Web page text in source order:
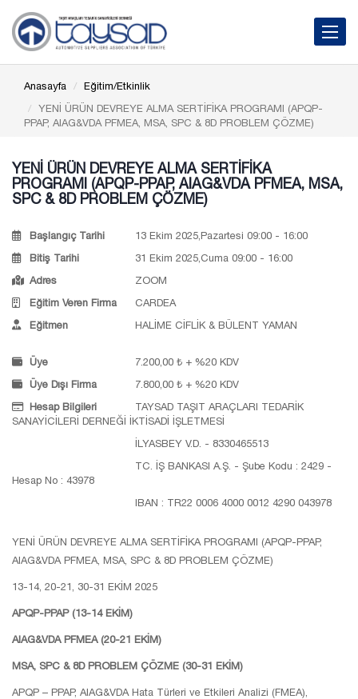
Toggle
Anasayfa
Eğitim/Etkinlik
YENİ ÜRÜN DEVREYE ALMA SERTİFİKA PROGRAMI (APQP-
PPAP, AIAG&VDA PFMEA, MSA, SPC & 8D PROBLEM ÇÖZME)
YENİ ÜRÜN DEVREYE ALMA SERTİFİKA
PROGRAMI (APQP-PPAP, AIAG&VDA PFMEA, MSA,
SPC & 8D PROBLEM ÇÖZME)
Başlangıç Tarihi
13 Ekim 2025,Pazartesi 09:00 - 16:00
Bitiş Tarihi
31 Ekim 2025,Cuma 09:00 - 16:00
Adres
ZOOM
Eğitim Veren Firma
CARDEA
Eğitmen
HALİME CİFLİK & BÜLENT YAMAN
Üye
7.200,00 ₺ + %20 KDV
Üye Dışı Firma
7.800,00 ₺ + %20 KDV
Hesap Bilgileri
TAYSAD TAŞIT ARAÇLARI TEDARİK
SANAYİCİLERİ DERNEĞİ İKTİSADİ İŞLETMESİ
İLYASBEY V.D. - 8330465513
TC. İŞ BANKASI A.Ş. - Şube Kodu : 2429 -
Hesap No : 43978
IBAN : TR22 0006 4000 0012 4290 043978
YENİ ÜRÜN DEVREYE ALMA SERTİFİKA PROGRAMI (APQP-PPAP,
AIAG&VDA PFMEA, MSA, SPC & 8D PROBLEM ÇÖZME)
13-14, 20-21, 30-31 EKİM 2025
APQP-PPAP (13-14 EKİM)
AIAG&VDA PFMEA (20-21 EKİM)
MSA, SPC & 8D PROBLEM ÇÖZME (30-31 EKİM)
APQP – PPAP, AIAG&VDA Hata Türleri ve Etkileri Analizi (FMEA),